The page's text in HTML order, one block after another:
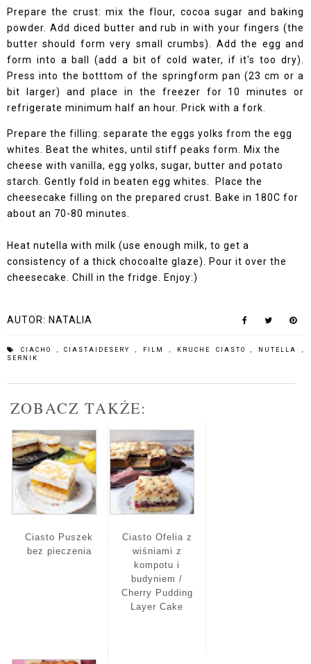
Prepare the crust: mix the flour, cocoa sugar and baking
powder. Add diced butter and rub in with your fingers (the
butter should form very small crumbs). Add the egg and
form into a ball (add a bit of cold water, if it's too dry).
Press into the botttom of the springform pan (23 cm or a
bit larger) and place in the freezer for 10 minutes or
refrigerate minimum half an hour. Prick with a fork.
Prepare the filling: separate the eggs yolks from the egg
whites. Beat the whites, until stiff peaks form. Mix the
cheese with vanilla, egg yolks, sugar, butter and potato
starch. Gently fold in beaten egg whites. Place the
cheesecake filling on the prepared crust. Bake in 180C for
about an 70-80 minutes.
Heat nutella with milk (use enough milk, to get a
consistency of a thick chocoalte glaze). Pour it over the
cheesecake. Chill in the fridge. Enjoy:)
AUTOR: NATALIA
CIACHO ,CIASTAIDESERY, FILM , KRUCHE CIASTO, NUTELLA,
SERNIK
ZOBACZ TAKŻE:
Ciasto Puszek
bez pieczenia
Ciasto Ofelia z
wiśniami z
kompotu i
budyniem /
Cherry Pudding
Layer Cake